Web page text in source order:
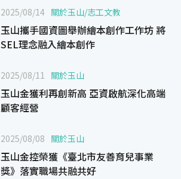
2025/08/14 關於玉山/志工文教
玉山攜手國資圖舉辦繪本創作工作坊 將
SEL理念融入繪本創作
2025/08/11 關於玉山
玉山金獲利再創新高 亞資啟航深化高端
顧客經營
2025/08/08 關於玉山
玉山金控榮獲《臺北市友善育兒事業
獎》落實職場共融共好